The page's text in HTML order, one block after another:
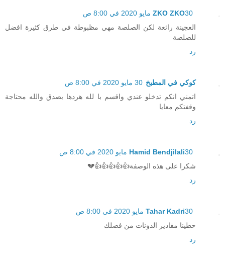
ZKO ZKO30 مايو 2020 في 8:00 ص
العجينة رائعة لكن الصلصة مهي مظبوطة في طرق كثيرة افضل
للصلصة
رد
كوكي في المطبخ 30 مايو 2020 في 8:00 ص
اتمني انكم تدخلو عندي واقسم با لله هردها بصدق والله محتاجة
وقفتكم معايا
رد
Hamid Bendjilali30 مايو 2020 في 8:00 ص
شكرا على هذه الوصفة👍👍👍👍👍💔
رد
Tahar Kadri30 مايو 2020 في 8:00 ص
حطينا مقادير الدونات من فضلك
رد